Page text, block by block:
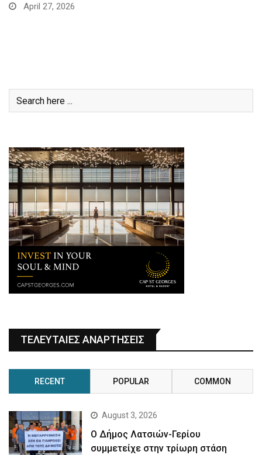
April 27, 2026
ΤΕΛΕΥΤΑΙΕΣ ΑΝΑΡΤΗΣΕΙΣ
RECENT POPULAR COMMON
August 3, 2026
Ο Δήμος Λατσιών-Γερίου
συμμετείχε στην τρίωρη στάση